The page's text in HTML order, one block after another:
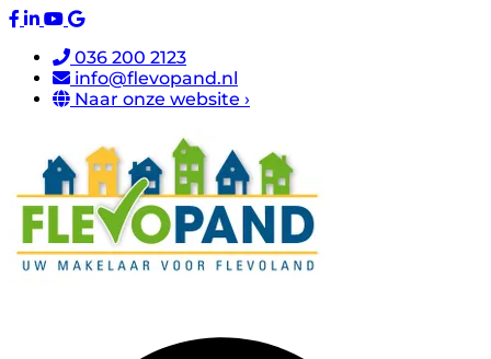
036 200 2123
info@flevopand.nl
Naar onze website ›